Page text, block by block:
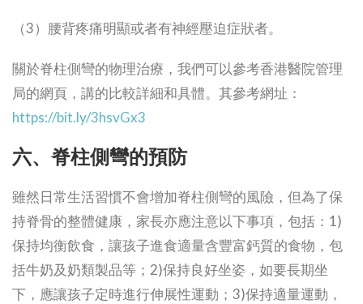
（3）腰背疼痛明顯或者有神經壓迫症狀者。
關於脊柱側彎的物理治療，我們可以參考香港醫院管理
局的網頁，講的比較詳細和具體。其參考網址：
https://bit.ly/3hsvGx3
六、脊柱側彎的預防
雖然日常生活習慣不會增加脊柱側彎的風險，但為了保
持脊骨的整體健康，家長亦應注意以下事項，包括：1)
保持均衡飲食，讓孩子進食適量含豐富鈣質的食物，包
括牛奶及奶類製品等；2)保持良好坐姿，如要長期坐
下，應讓孩子定時進行伸展性運動；3)保持適量運動，